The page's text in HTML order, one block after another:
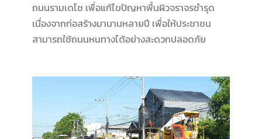
ถนนรามเดโช เพื่อแก้ไขปัญหาพื้นผิวจราจรชำรุด
เนื่องจากก่อสร้างมานานหลายปี เพื่อให้ประชาชน
สามารถใช้ถนนหนทางได้อย่างสะดวกปลอดภัย